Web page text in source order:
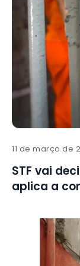
11 de março de
STF vai
aplica a